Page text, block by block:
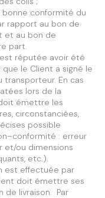
conformité du
rapport au bon de
et au bon de
part.
réputée avoir été
le Client a signé le
transporteur. En cas
lors de la
émettre les
circonstanciées,
possible
: erreur
et/ou dimensions
etc.).
est effectuée par
doit émettre ses
de livraison. Par